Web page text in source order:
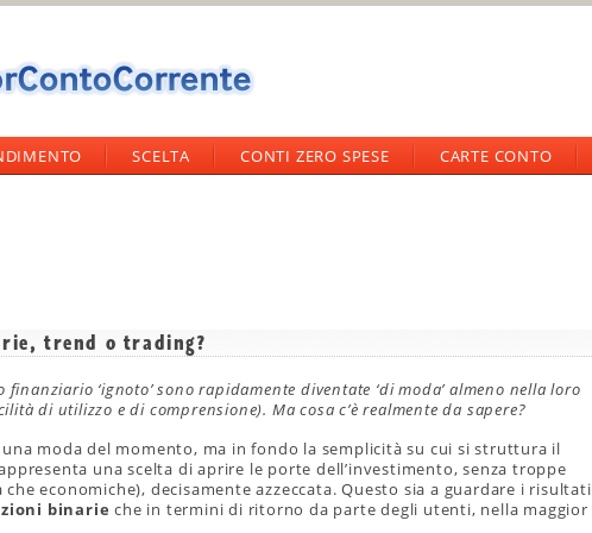
SCELTA CONTI ZERO SPESE CARTE CONTO
trend o trading?
‘ignoto’ sono rapidamente diventate ‘di moda’ almeno nella loro
di utilizzo e di comprensione). Ma cosa c’è realmente da sapere?
moda del momento, ma in fondo la semplicità su cui si struttura il
una scelta di aprire le porte dell’investimento, senza troppe
economiche), decisamente azzeccata. Questo sia a guardare i risultati
binarie che in termini di ritorno da parte degli utenti, nella maggior